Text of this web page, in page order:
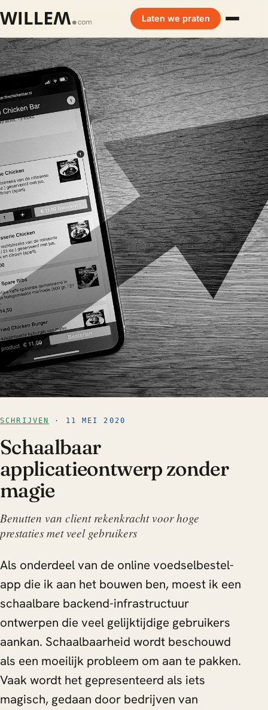
Laten we praten
SCHRIJVEN · 11 MEI 2020
Schaalbaar
applicatieontwerp zonder
magie
Benutten van client rekenkracht voor hoge
prestaties met veel gebruikers
Als onderdeel van de online voedselbestel-
app die ik aan het bouwen ben, moest ik een
schaalbare backend-infrastructuur
ontwerpen die veel gelijktijdige gebruikers
aankan. Schaalbaarheid wordt beschouwd
als een moeilijk probleem om aan te pakken.
Vaak wordt het gepresenteerd als iets
magisch, gedaan door bedrijven van